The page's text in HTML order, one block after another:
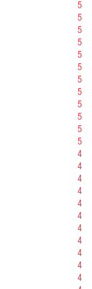
5
5
5
5
5
5
5
5
5
5
5
5
4
4
4
4
4
4
4
4
4
4
4